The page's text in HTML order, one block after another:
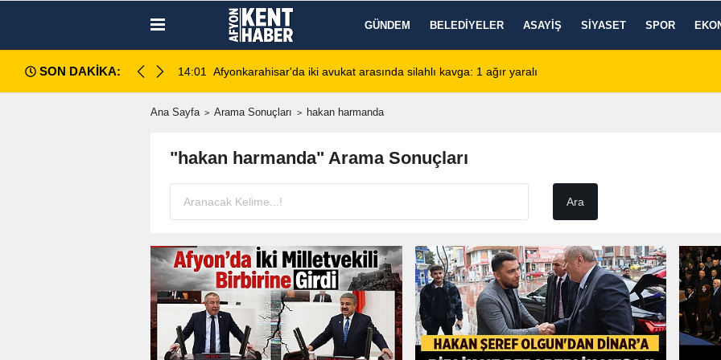
GÜNDEM BELEDIYELER ASAYIŞ SIYASET SPOR
SON DAKİKA:
kavga: 1 ağır yaralı 13:28 Emirdağ Devlet Hastanesi'nde KBB Uzmanı hasta kabulüne başlıyor Google
Ana Sayfa Arama Sonuçları hakan harmanda
"hakan harmanda" Arama Sonuçları